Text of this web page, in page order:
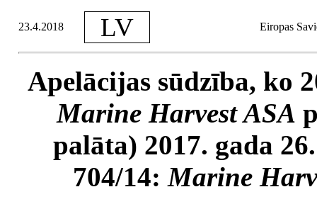
23.4.2018 LV Eiropas
Apelācijas sūdzība, ko
Marine Harvest ASA
palāta) 2017. gada
704/14:Marine